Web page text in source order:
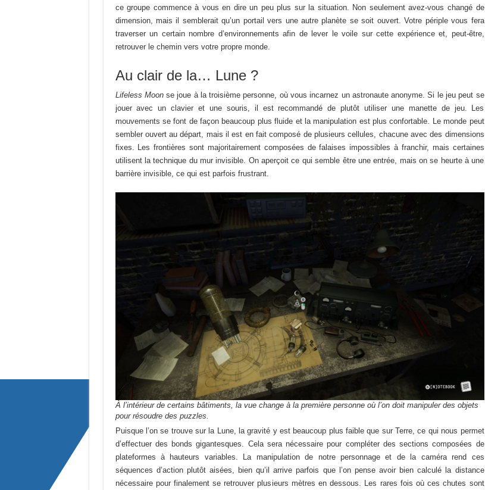
ce groupe commence à vous en dire un peu plus sur la situation. Non seulement avez-vous changé de
dimension, mais il semblerait qu’un portail vers une autre planète se soit ouvert. Votre périple vous fera
traverser un certain nombre d’environnements afin de lever le voile sur cette expérience et, peut-être,
retrouver le chemin vers votre propre monde.
Au clair de la… Lune ?
Lifeless Moonse joue à la troisième personne, où vous incarnez un astronaute anonyme. Si le jeu peut se
jouer avec un clavier et une souris, il est recommandé de plutôt utiliser une manette de jeu. Les
mouvements se font de façon beaucoup plus fluide et la manipulation est plus confortable. Le monde peut
sembler ouvert au départ, mais il est en fait composé de plusieurs cellules, chacune avec des dimensions
fixes. Les frontières sont majoritairement composées de falaises impossibles à franchir, mais certaines
utilisent la technique du mur invisible. On aperçoit ce qui semble être une entrée, mais on se heurte à une
barrière invisible, ce qui est parfois frustrant.
À l’intérieur de certains bâtiments, la vue change à la première personne où l’on doit manipuler des objets
pour résoudre des puzzles.
Puisque l’on se trouve sur la Lune, la gravité y est beaucoup plus faible que sur Terre, ce qui nous permet
d’effectuer des bonds gigantesques. Cela sera nécessaire pour compléter des sections composées de
plateformes à hauteurs variables. La manipulation de notre personnage et de la caméra rend ces
séquences d’action plutôt aisées, bien qu’il arrive parfois que l’on pense avoir bien calculé la distance
nécessaire pour finalement se retrouver plusieurs mètres en dessous. Les rares fois où ces chutes sont